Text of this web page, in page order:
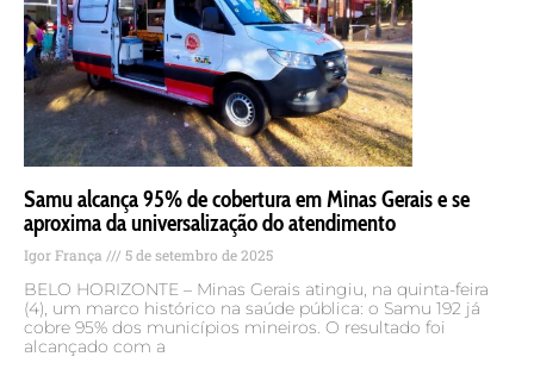
Samu alcança 95% de cobertura em Minas Gerais e se
aproxima da universalização do atendimento
Igor França 5 de setembro de 2025
BELO HORIZONTE – Minas Gerais atingiu, na quinta-feira
(4), um marco histórico na saúde pública: o Samu 192 já
cobre 95% dos municípios mineiros. O resultado foi
alcançado com a